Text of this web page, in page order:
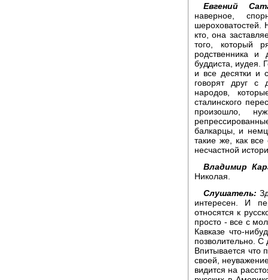
Евгений
наверное,
шероховатостей.
кто, она
того, который
родственника и
буддиста, иудея.
и все десятки и
говорят друг с
народов,
сталинского
произошло,
балкарцы, и
такие же, как
несчастной
Владимир
Николая.
Слушатель:
интересен. И
относятся к
просто - все с
Кавказе что-
позволительно. С
Впитывается что
своей,
видится на